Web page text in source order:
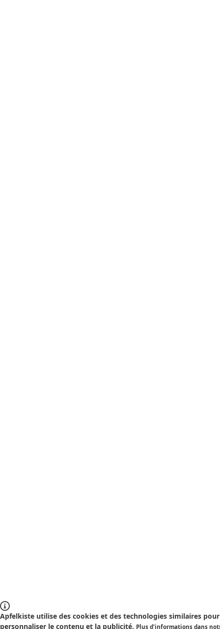
Apfelkiste utilise des cookies et des technologies similaires
personnaliser le contenu et la publicité. Plus d'informations dans